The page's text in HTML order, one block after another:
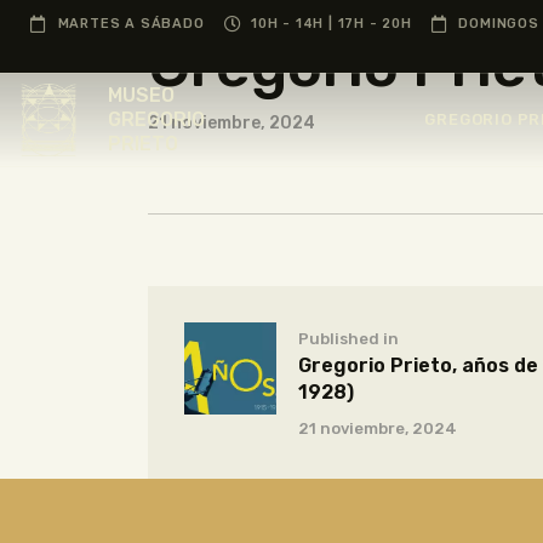
MARTES A SÁBADO 10H - 14H | 17H - 20H
MUSEO
GREGORIO
Gregorio
21 noviembre, 2024
Published in
Gregorio Prieto, años
1928)
21 noviembre, 2024